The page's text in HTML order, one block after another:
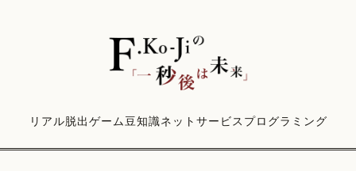
リアル脱出ゲーム豆知識ネットサービス プログラミング